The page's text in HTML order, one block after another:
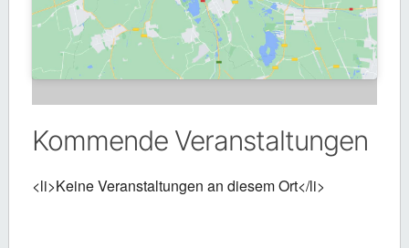
Kommende Veranstaltungen
<li>Keine Veranstaltungen an diesem Ort</li>